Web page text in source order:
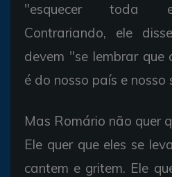
"esquecer toda
Contrariando, ele
devem "se lembrar que
é do nosso país e nosso
Mas Romário não quer
Ele quer que eles se
cantem e gritem. Ele